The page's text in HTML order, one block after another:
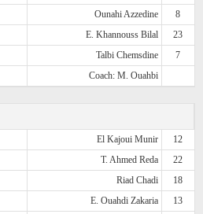
Ounahi Azzedine
8
E. Khannouss Bilal
23
Talbi Chemsdine
7
Coach: M. Ouahbi
El Kajoui Munir
12
T. Ahmed Reda
22
Riad Chadi
18
E. Ouahdi Zakaria
13